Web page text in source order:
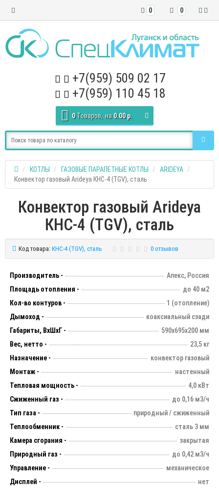
0
0
+7(959) 509 02 17
+7(959) 110 45 18
0 Tоваров, на 0.00 р.
КОТЛЫ ГАЗОВЫЕ ПАРАПЕТНЫЕ КОТЛЫ
ARIDEYA
Конвектор газовый Arideya КНС-4 (TGV), сталь
Конвектор газовый Arideya
КНС-4 (TGV), сталь
Код товара: КНС-4 (TGV), сталь 0 отзывов
Производитель -
Апекс, Россия
Площадь отопления -
до 40 м2
Кол-во контуров -
1 (отопление)
Дымоход -
коаксиальный сзади
Габариты, ВхШхГ -
590х695х200 мм
Вес, нетто -
23,5 кг
Назначение -
конвектор газовый
Монтаж -
настенный
Тепловая мощность -
4,0 кВт
Сжиженный газ -
до 0,16 м3/ч
Тип газа -
природный / сжиженный
Теплообменник -
сталь 3 мм
Камера сгорания -
закрытая
Природный газ -
до 0,42 м3/ч
Управление -
механическое
Дисплей -
нет